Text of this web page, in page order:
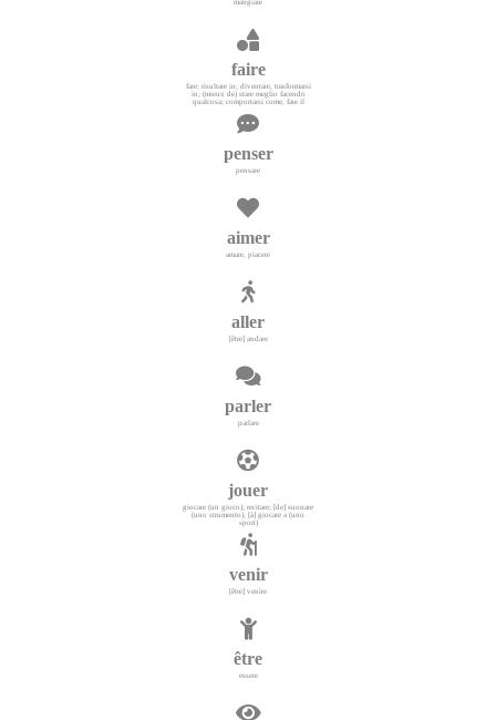
mangiare
faire
fare; risultare in; diventare, trasformarsi
in; (mieux de) stare meglio facendo
qualcosa; comportarsi come, fare il
penser
pensare
aimer
amare, piacere
aller
[être] andare
parler
parlare
jouer
giocare (un gioco); recitare; [de] suonare
(uno strumento); [à] giocare a (uno
sport)
venir
[être] venire
être
essere